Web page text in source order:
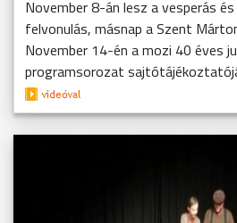
November 8-án lesz a vesperás
felvonulás, másnap a Szent
November 14-én a mozi 40 éves
programsorozat